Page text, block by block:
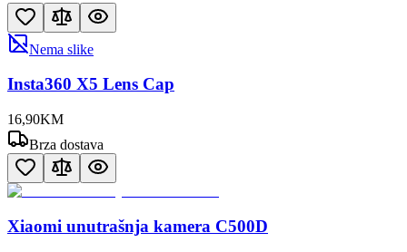
Nema slike
Insta360 X5 Lens Cap
16,90KM
Brza dostava
Xiaomi unutrašnja kamera C500D